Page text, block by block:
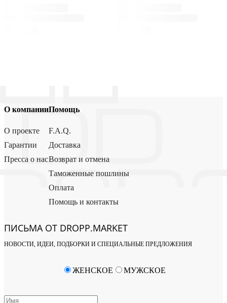
О компании
О проекте
Гарантии
Пресса о нас
Помощь
F.A.Q.
Доставка
Возврат и отмена
Таможенные пошлины
Оплата
Помощь и контакты
ПИСЬМА ОТ DROPP.MARKET
НОВОСТИ, ИДЕИ, ПОДБОРКИ И СПЕЦИАЛЬНЫЕ ПРЕДЛОЖЕНИЯ
ЖЕНСКОЕ МУЖСКОЕ